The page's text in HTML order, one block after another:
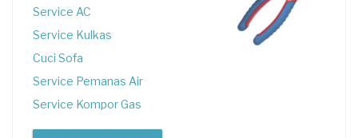
Service AC
Service Kulkas
Cuci Sofa
Service Pemanas Air
Service Kompor Gas